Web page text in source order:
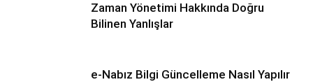
Zaman Yönetimi Hakkında Doğru
Bilinen Yanlışlar
e-Nabız Bilgi Güncelleme Nasıl Yapılır